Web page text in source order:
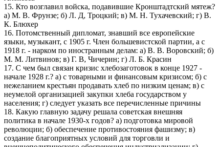
15. Кто возглавил войска, подавившие Кронштадтский мятеж?
а) М. В. Фрунзе; б) Л. Д, Троцкий; в) М. Н. Тухачевский; г) В.
К. Блюхер
16. Потомственный дипломат, знавший все европейские
языки, музыкант, с 1905 г. Член большевистской партии, а с
1918 г. - нарком по иностранным делам: а) В. В. Воровский; б)
М. М. Литвинов; в) Г. В, Чичерин; г) Л. Б. Красин
17. С чем был связан кризис хлебозаготовок в конце 1927 -
начале 1928 г.? а) с товарными и финансовым кризисом; б) с
нежеланием крестьян продавать хлеб по низким ценам; в) с
неумелой организацией закупки хлеба государством у
населения; г) следует указать все перечисленные причины
18. Какую главную задачу решала советская внешняя
политика в начале 1930-х годов? а) подготовка мировой
революции; б) обеспечение противостояния фашизму; в)
создание благоприятных условий для торговли и